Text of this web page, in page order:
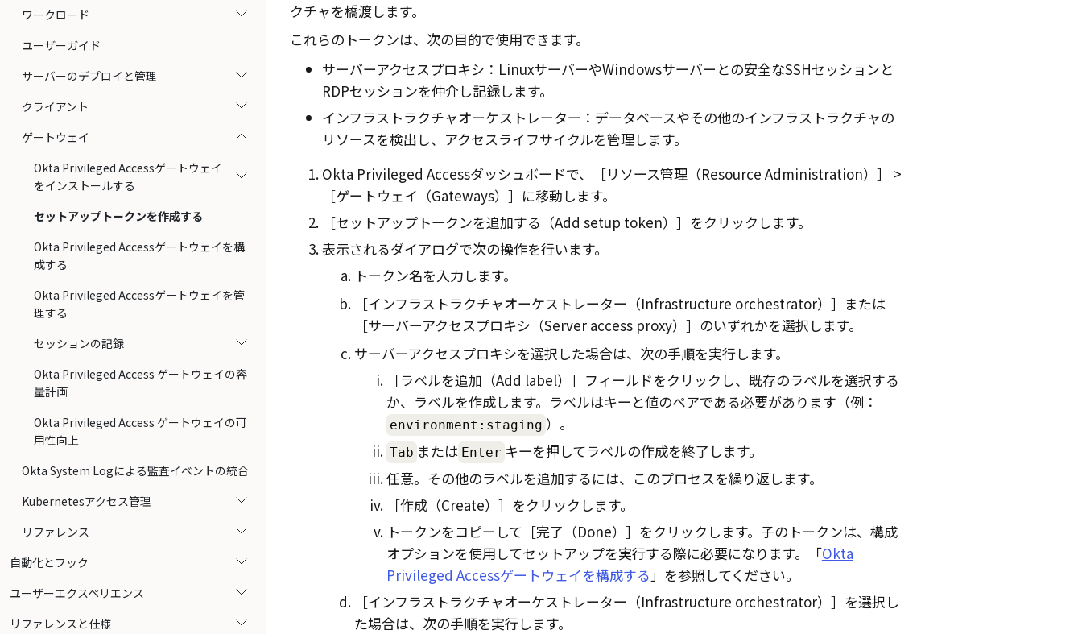
ワークロード
ユーザーガイド
サーバーのデプロイと管理
クライアント
ゲートウェイ
Okta Privileged Accessゲートウェイ
をインストールする
セットアップトークンを作成する
Okta Privileged Accessゲートウェイを構
成する
Okta Privileged Accessゲートウェイを管
理する
セッションの記録
Okta Privileged Access ゲートウェイの容
量計画
Okta Privileged Access ゲートウェイの可
用性向上
Okta System Logによる監査イベントの統合
Kubernetesアクセス管理
リファレンス
自動化とフック
ユーザーエクスペリエンス
リファレンスと仕様
クチャを橋渡します。
これらのトークンは、次の目的で使用できます。
サーバーアクセスプロキシ：LinuxサーバーやWindowsサーバーとの安全なSSHセッションと
RDPセッションを仲介し記録します。
インフラストラクチャオーケストレーター：データベースやその他のインフラストラクチャの
リソースを検出し、アクセスライフサイクルを管理します。
Okta Privileged Accessダッシュボードで、
リソース管理（Resource Administration）
ゲートウェイ（Gateways）
に移動します。
セットアップトークンを追加する（Add setup token）
をクリックします。
表示されるダイアログで次の操作を行います。
トークン名を入力します。
インフラストラクチャオーケストレーター（Infrastructure orchestrator）
または
サーバーアクセスプロキシ（Server access proxy）
のいずれかを選択します。
サーバーアクセスプロキシを選択した場合は、次の手順を実行します。
ラベルを追加（Add label）
フィールドをクリックし、既存のラベルを選択する
か、ラベルを作成します。ラベルはキーと値のペアである必要があります（例：
environment:staging ）。
Tab または Enter キーを押してラベルの作成を終了します。
任意。その他のラベルを追加するには、このプロセスを繰り返します。
作成（Create）
をクリックします。
トークンをコピーして
完了（Done）
をクリックします。子のトークンは、構成
オプションを使用してセットアップを実行する際に必要になります。「Okta
Privileged Accessゲートウェイを構成する」を参照してください。
インフラストラクチャオーケストレーター（Infrastructure orchestrator）
を選択し
た場合は、次の手順を実行します。